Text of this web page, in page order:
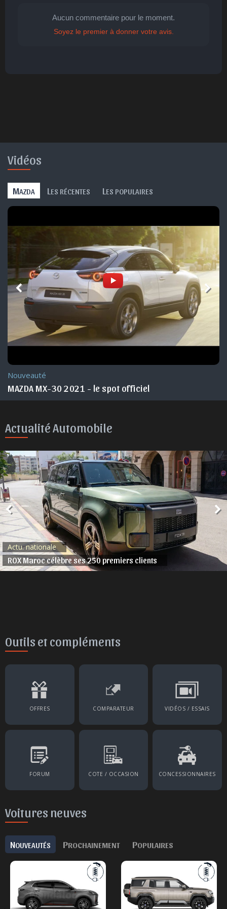
Aucun commentaire pour le moment.
Soyez le premier à donner votre avis.
Vidéos
MAZDA L ES RÉCENTES L ES POPULAIRES
Nouveauté
MAZDA MX-30 2021 - le spot officiel
Actualité Automobile
Actu. nationale
ROX Maroc célèbre ses 250 premiers clients
Outils et compléments
OFFRES COMPARATEUR VIDÉOS / ESSAIS
FORUM COTE / OCCASION CONCESSIONNAIRES
Voitures neuves
NOUVEAUTÉS PROCHAINEMENT POPULAIRES